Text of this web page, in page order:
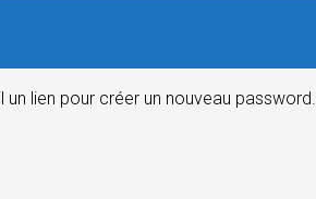
lien pour créer un nouveau password.